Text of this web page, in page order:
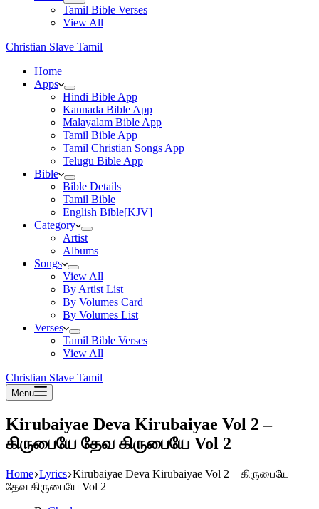
Tamil Bible Verses
View All
Christian Slave Tamil
Home
Apps
Hindi Bible App
Kannada Bible App
Malayalam Bible App
Tamil Bible App
Tamil Christian Songs App
Telugu Bible App
Bible
Bible Details
Tamil Bible
English Bible[KJV]
Category
Artist
Albums
Songs
View All
By Artist List
By Volumes Card
By Volumes List
Verses
Tamil Bible Verses
View All
Christian Slave Tamil
Menu
Kirubaiyae Deva Kirubaiyae Vol 2 –
கிருபையே தேவ கிருபையே Vol 2
Home Lyrics Kirubaiyae Deva Kirubaiyae Vol 2 – கிருபையே
தேவ கிருபையே Vol 2